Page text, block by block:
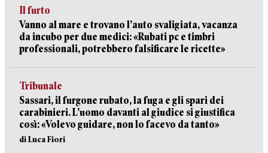
Il furto
Vanno al mare e trovano l’auto svaligiata, vacanza
da incubo per due medici: «Rubati pc e timbri
professionali, potrebbero falsificare le ricette»
Tribunale
Sassari, il furgone rubato, la fuga e gli spari dei
carabinieri. L’uomo davanti al giudice si giustifica
così: «Volevo guidare, non lo facevo da tanto»
di Luca Fiori